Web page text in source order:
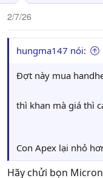
2/7/26
hungma147 nói:
Đợt này mua
thì khan mà giá thì
Con Apex lại nhỏ
Hãy chửi bọn